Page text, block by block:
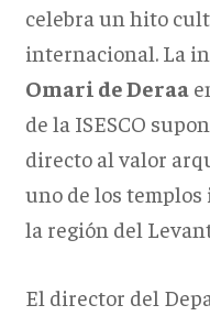
celebra un hito
internacional. La
Omari de Deraa
de la ISESCO
directo al valor
uno de los templos
la región del
El director del